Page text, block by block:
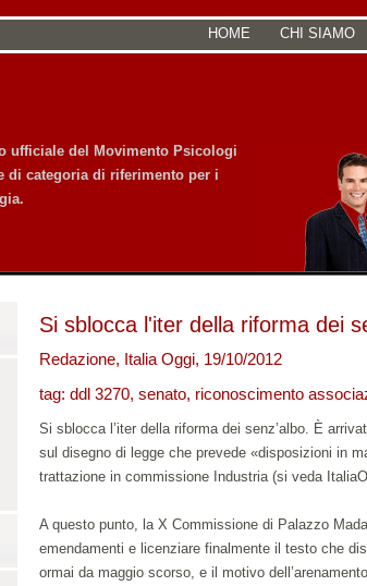
HOME CHI SIAMO
ufficiale del Movimento Psicologi
di categoria di riferimento per i
Si sblocca l'iter della riforma dei
Redazione, Italia Oggi, 19/10/2012
tag: ddl 3270, senato, riconoscimento
Si sblocca l’iter della riforma dei senz’albo. È
sul disegno di legge che prevede «disposizioni in
trattazione in commissione Industria (si veda
A questo punto, la X Commissione di Palazzo
emendamenti e licenziare finalmente il testo che
ormai da maggio scorso, e il motivo